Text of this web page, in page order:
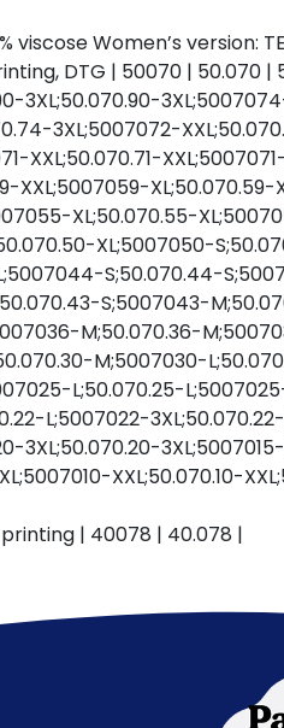
Women’s version:
DTG | 50070 | 50.070 |
3XL;50.070.90-
3XL;5007072-
XXL;5007059-
XL;50.070.55-
XL;5007050-
S;50.070.44-
S;5007043-
M;50.070.36-
M;5007030-
L;50.070.25-
L;5007022-
3XL;5007015-
XXL;50.070.10-
| 40078 | 40.078 |